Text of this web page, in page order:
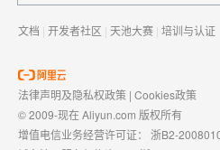
文档 | 开发者社区 | 天池大赛 | 培训与认证
法律声明及隐私权政策 | Cookies政策
© 2009-现在 Aliyun.com 版权所有
增值电信业务经营许可证： 浙B2-